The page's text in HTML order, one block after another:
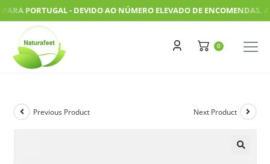
PORTUGAL - DEVIDO AO NÚMERO ELEVADO DE ENCOMENDAS, AS
Previous Product Next Product